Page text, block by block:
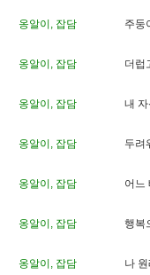
옹알이, 잡담 주둥
옹알이, 잡담 더 럽
옹알이, 잡담 내 자
옹알이, 잡담 두려
옹알이, 잡담 어 느
옹알이, 잡담 행복
옹알이, 잡담 나 원